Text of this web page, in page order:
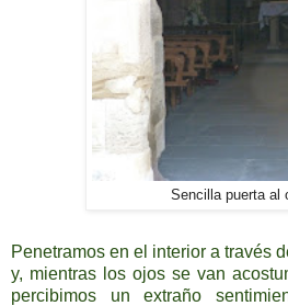
Sencilla puerta al
Penetramos en el interior a través
y, mientras los ojos se van
percibimos un extraño